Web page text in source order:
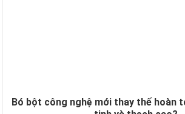
Bó bột công nghệ mới thay thế hoàn